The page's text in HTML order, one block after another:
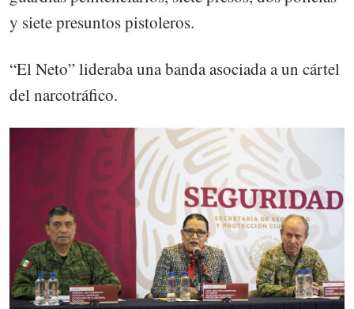
y siete presuntos pistoleros.
“El Neto” lideraba una banda asociada a un cártel
del narcotráfico.